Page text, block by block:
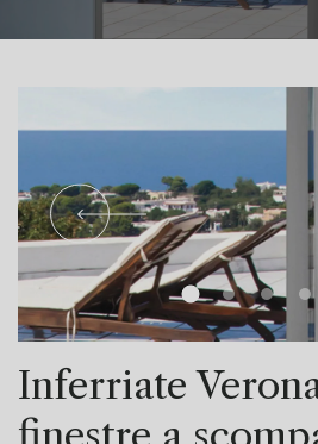
Inferriate